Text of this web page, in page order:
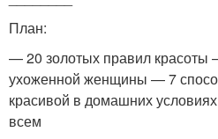
План:
— 20 золотых правил красоты
ухоженной женщины — 7
красивой в домашних
всем